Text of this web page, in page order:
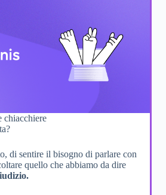
chiacchiere
di sentire il bisogno di parlare con
quello che abbiamo da dire